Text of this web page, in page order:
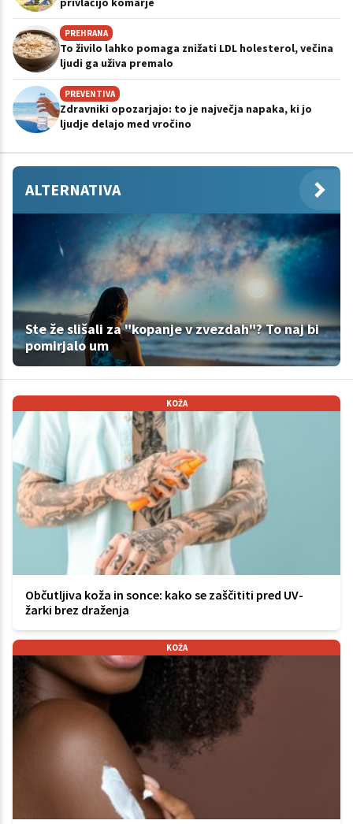
PREHRANA
To živilo lahko pomaga znižati LDL holesterol, večina
ljudi ga uživa premalo
PREVENTIVA
Zdravniki opozarjajo: to je največja napaka, ki jo
ljudje delajo med vročino
ALTERNATIVA
Ste že slišali za "kopanje v zvezdah"? To naj bi
pomirjalo um
KOŽA
Občutljiva koža in sonce: kako se zaščititi pred UV-
žarki brez draženja
KOŽA